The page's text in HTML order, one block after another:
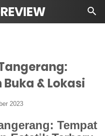
& Lokasi
2023
Tempat